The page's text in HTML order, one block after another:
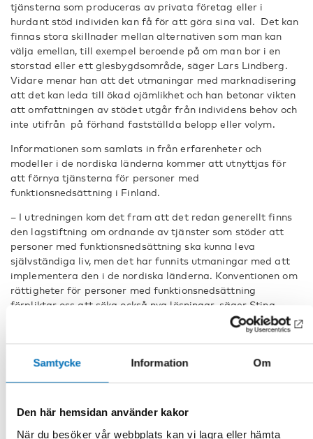
Samtycke Information Om
Den här hemsidan använder kakor
När du besöker vår webbplats kan vi lagra eller hämta
tjänsterna som produceras av privata företag eller i
hurdant stöd individen kan få för att göra sina val. Det kan
finnas stora skillnader mellan alternativen som man kan
välja emellan, till exempel beroende på om man bor i en
storstad eller ett glesbygdsområde, säger Lars Lindberg.
Vidare menar han att det utmaningar med marknadisering
att det kan leda till ökad ojämlikhet och han betonar vikten
att omfattningen av stödet utgår från individens behov och
inte utifrån på förhand fastställda belopp eller volym.
Informationen som samlats in från erfarenheter och
modeller i de nordiska länderna kommer att utnyttjas för
att förnya tjänsterna för personer med
funktionsnedsättning i Finland.
– I utredningen kom det fram att det redan generellt finns
den lagstiftning om ordnande av tjänster som stöder att
personer med funktionsnedsättning ska kunna leva
självständiga liv, men det har funnits utmaningar med att
implementera den i de nordiska länderna. Konventionen om
rättigheter för personer med funktionsnedsättning
förpliktar oss att söka också nya lösningar, säger Stina
– Rätt ordnad kan en personlig budget erbjuda möjligheter
för att göra individuella val i sådana tjänster som inte
tidigare har erbjudit valmöjligheter. Man måste ändå se till
nyttan som eftersträvas, understryker Stina Sjöblom.